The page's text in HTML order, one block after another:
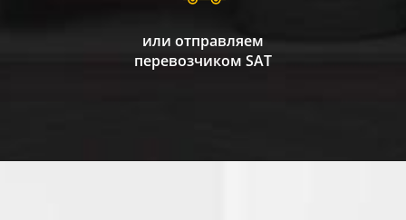
или отправляем
перевозчиком SAT